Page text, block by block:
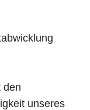
den
unseres